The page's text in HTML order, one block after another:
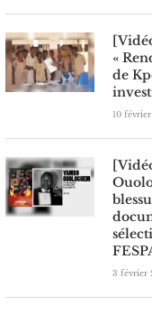
«
de
10
3 février